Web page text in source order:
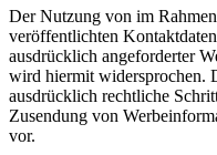
Der Nutzung von im
veröffentlichten
ausdrücklich angeforderter
wird hiermit widersprochen.
ausdrücklich rechtliche
Zusendung von
vor.